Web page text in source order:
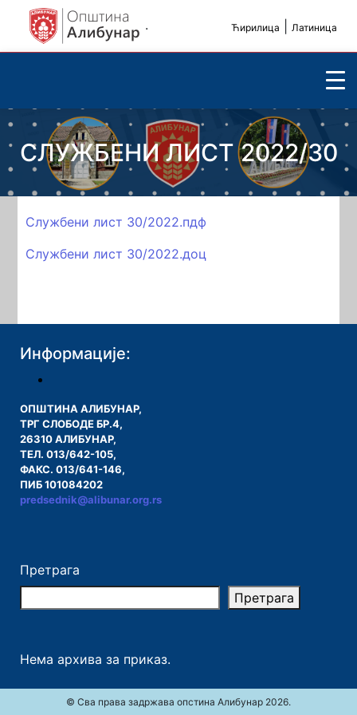
. Ћирилица Латиница
СЛУЖБЕНИ ЛИСТ 2022/30
Службени лист 30/2022.пдф
Службени лист 30/2022.доц
Информације:
ОПШТИНА АЛИБУНАР,
ТРГ СЛОБОДЕ БР.4,
26310 АЛИБУНАР,
ТЕЛ. 013/642-105,
ФАКС. 013/641-146,
ПИБ 101084202
predsednik@alibunar.org.rs
Претрага
Претрага
Нема архива за приказ.
© Сва права задржава опстина Алибунар 2026.